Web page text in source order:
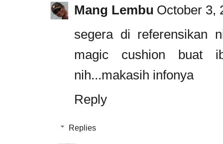
Mang Lembu October 3,
segera di referensikan
magic cushion buat
nih...makasih infonya
Reply
Replies